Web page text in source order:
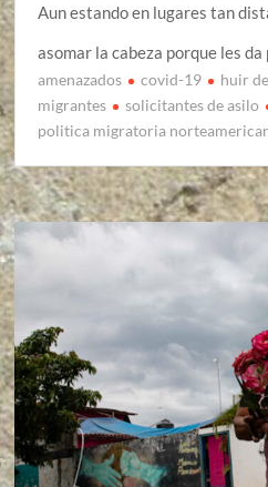
Aun estando en lugares tan
asomar la cabeza porque les
amenazados covid-19 huir
migrantes
solicitantes de asilo
politica migratoria